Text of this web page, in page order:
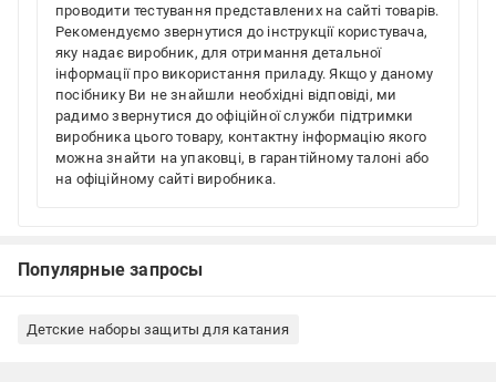
проводити тестування представлених на сайті товарів.
Рекомендуємо звернутися до інструкції користувача,
яку надає виробник, для отримання детальної
інформації про використання приладу. Якщо у даному
посібнику Ви не знайшли необхідні відповіді, ми
радимо звернутися до офіційної служби підтримки
виробника цього товару, контактну інформацію якого
можна знайти на упаковці, в гарантійному талоні або
на офіційному сайті виробника.
Популярные запросы
Детские наборы защиты для катания